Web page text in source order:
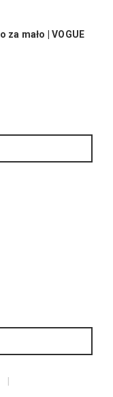
za mało | VOGUE